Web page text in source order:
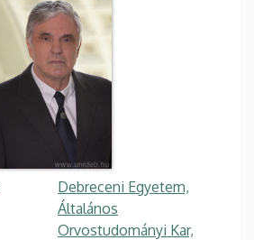
Debreceni Egyetem,
Általános
Orvostudományi Kar,